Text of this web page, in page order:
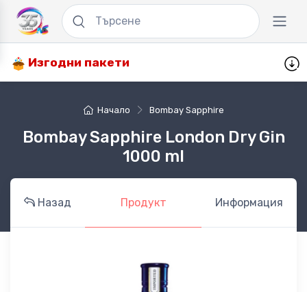
Изгодни пакети
Начало Bombay Sapphire
Bombay Sapphire London Dry Gin
1000 ml
Назад Продукт Информация